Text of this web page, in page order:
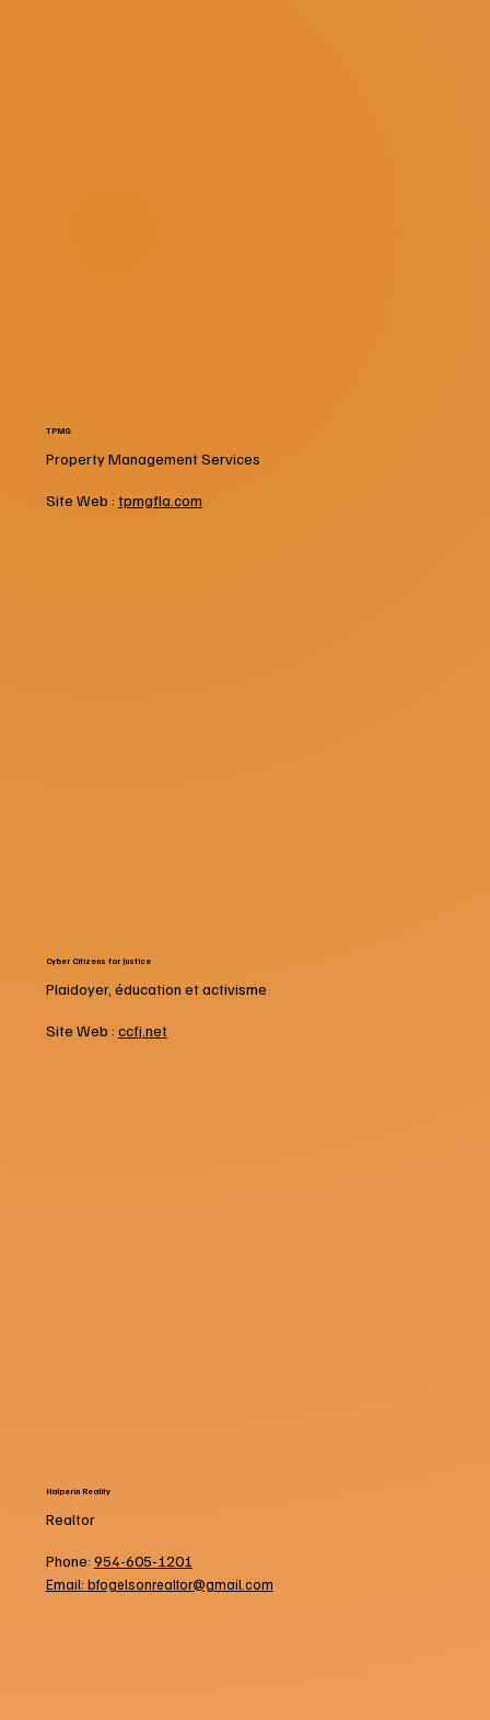
TPMG
Property Management Services
Site Web : tpmgfla.com
Cyber Citizens for Justice
Plaidoyer, éducation et activisme
Site Web : ccfj.net
Halperin Reality
Realtor
Phone: 954-605-1201
Email: bfogelsonrealtor@gmail.com